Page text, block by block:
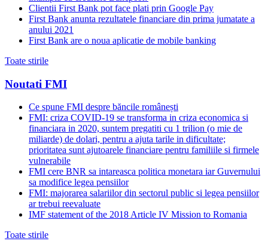
Clientii First Bank pot face plati prin Google Pay
First Bank anunta rezultatele financiare din prima jumatate a
anului 2021
First Bank are o noua aplicatie de mobile banking
Toate stirile
Noutati FMI
Ce spune FMI despre băncile românești
FMI: criza COVID-19 se transforma in criza economica si
financiara in 2020, suntem pregatiti cu 1 trilion (o mie de
miliarde) de dolari, pentru a ajuta tarile in dificultate;
prioritatea sunt ajutoarele financiare pentru familiile si firmele
vulnerabile
FMI cere BNR sa intareasca politica monetara iar Guvernului
sa modifice legea pensiilor
FMI: majorarea salariilor din sectorul public si legea pensiilor
ar trebui reevaluate
IMF statement of the 2018 Article IV Mission to Romania
Toate stirile